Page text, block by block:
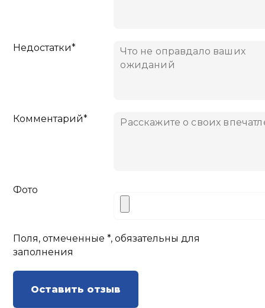
Недостатки*
Комментарий*
Фото
Поля, отмеченные *, обязательны для
заполнения
Оставить отзыв